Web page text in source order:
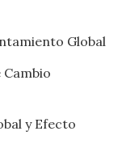
Global
y Efecto